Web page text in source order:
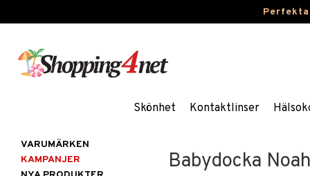
Skönhet Kontaktlinser
Babydocka
VARUMÄRKEN
KAMPANJER